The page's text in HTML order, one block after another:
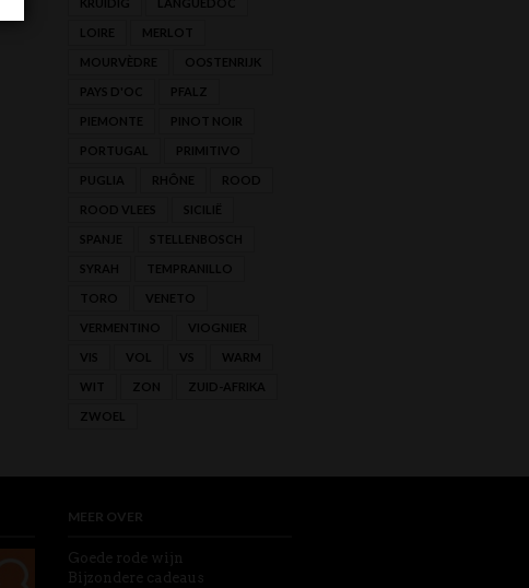
LOIRE MERLOT
MOURVÈDRE OOSTENRIJK
PAYS D'OC PFALZ
PIEMONTE PINOT NOIR
PORTUGAL PRIMITIVO
PUGLIA RHÔNE ROOD
ROOD VLEES SICILIË
SPANJE STELLENBOSCH
SYRAH TEMPRANILLO
TORO VENETO
VERMENTINO VIOGNIER
VIS VOL VS WARM
WIT ZON ZUID-AFRIKA
ZWOEL
MEER OVER
Goede rode wijn
Bijzondere cadeaus